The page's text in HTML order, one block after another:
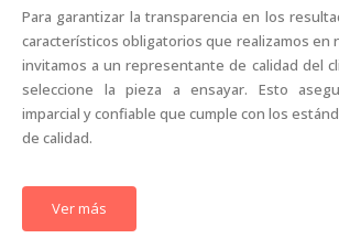
Para garantizar la transparencia en los
característicos obligatorios que realizamos en
invitamos a un representante de calidad del
seleccione la pieza a ensayar. Esto
imparcial y confiable que cumple con los
de calidad.
Ver más